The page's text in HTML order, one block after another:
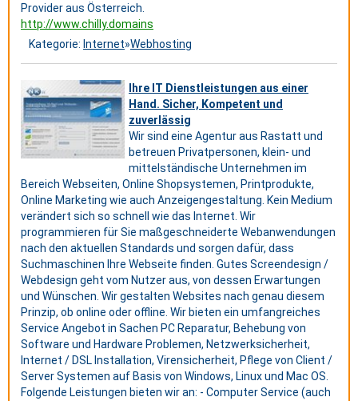
Provider aus Österreich.
http://www.chilly.domains
Kategorie: Internet»Webhosting
Ihre IT Dienstleistungen aus einer
Hand. Sicher, Kompetent und
zuverlässig
Wir sind eine Agentur aus Rastatt und
betreuen Privatpersonen, klein- und
mittelständische Unternehmen im
Bereich Webseiten, Online Shopsystemen, Printprodukte,
Online Marketing wie auch Anzeigengestaltung. Kein Medium
verändert sich so schnell wie das Internet. Wir
programmieren für Sie maßgeschneiderte Webanwendungen
nach den aktuellen Standards und sorgen dafür, dass
Suchmaschinen Ihre Webseite finden. Gutes Screendesign /
Webdesign geht vom Nutzer aus, von dessen Erwartungen
und Wünschen. Wir gestalten Websites nach genau diesem
Prinzip, ob online oder offline. Wir bieten ein umfangreiches
Service Angebot in Sachen PC Reparatur, Behebung von
Software und Hardware Problemen, Netzwerksicherheit,
Internet / DSL Installation, Virensicherheit, Pflege von Client /
Server Systemen auf Basis von Windows, Linux und Mac OS.
Folgende Leistungen bieten wir an: - Computer Service (auch